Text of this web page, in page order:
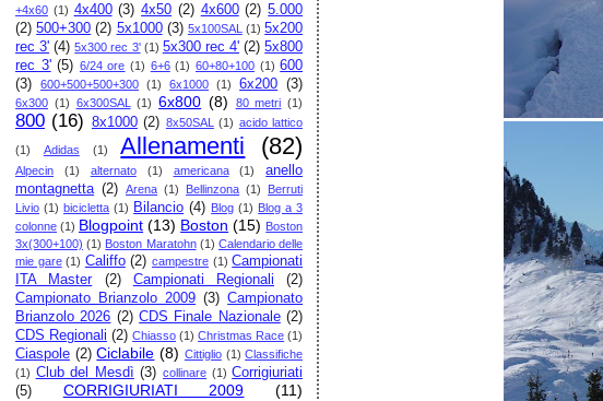
+4x60 (1) 4x400 (3) 4x50 (2) 4x600 (2) 5.000
(2) 500+300 (2) 5x1000 (3) 5x100SAL (1) 5x200
rec 3' (4) 5x300 rec 3' (1) 5x300 rec 4' (2) 5x800
rec 3' (5) 6/24 ore (1) 6+6 (1) 60+80+100 (1) 600
(3)
600+500+500+300 (1) 6x1000 (1) 6x200 (3)
6x300 (1) 6x300SAL (1) 6x800 (8) 80 metri (1)
800 (16) 8x1000 (2) 8x50SAL (1) acido lattico
(1) Adidas (1) Allenamenti (82)
Alpecin (1) alternato (1) americana (1)
anello
montagnetta (2) Arena (1) Bellinzona (1)
Berruti
Livio (1) bicicletta (1) Bilancio (4) Blog (1) Blog a 3
colonne (1) Blogpoint (13) Boston (15) Boston
3x(300+100) (1) Boston Maratohn (1) Calendario delle
mie gare (1) Califfo (2) campestre (1) Campionati
ITA Master
(2) Campionati Regionali
(2)
Campionato Brianzolo 2009 (3) Campionato
Brianzolo 2026 (2) CDS Finale Nazionale (2)
CDS Regionali (2) Chiasso (1) Christmas Race (1)
Ciaspole (2) Ciclabile (8) Cittiglio (1) Classifiche
(1) Club del Mesdì (3) collinare (1) Corrigiuriati
(5)
CORRIGIURIATI 2009 (11)